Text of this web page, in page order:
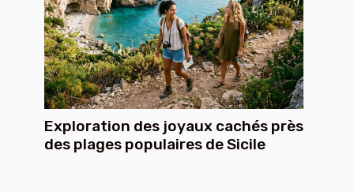
Exploration des joyaux cachés près
des plages populaires de Sicile